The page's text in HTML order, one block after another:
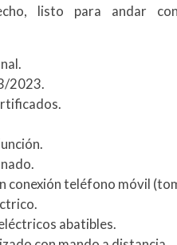
listo para andar
2023.
conexión teléfono móvil
abatibles.